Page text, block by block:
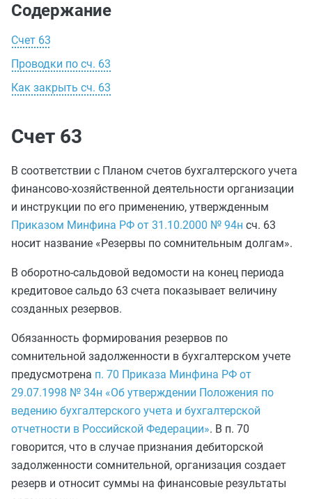
Содержание
Счет 63
Проводки по сч. 63
Как закрыть сч. 63
Счет 63
В соответствии с Планом счетов бухгалтерского учета
финансово-хозяйственной деятельности организации
и инструкции по его применению, утвержденным
Приказом Минфина РФ от 31.10.2000 № 94н сч. 63
носит название «Резервы по сомнительным долгам».
В оборотно-сальдовой ведомости на конец периода
кредитовое сальдо 63 счета показывает величину
созданных резервов.
Обязанность формирования резервов по
сомнительной задолженности в бухгалтерском учете
предусмотрена п. 70 Приказа Минфина РФ от
29.07.1998 № 34н «Об утверждении Положения по
ведению бухгалтерского учета и бухгалтерской
отчетности в Российской Федерации». В п. 70
говорится, что в случае признания дебиторской
задолженности сомнительной, организация создает
резерв и относит суммы на финансовые результаты